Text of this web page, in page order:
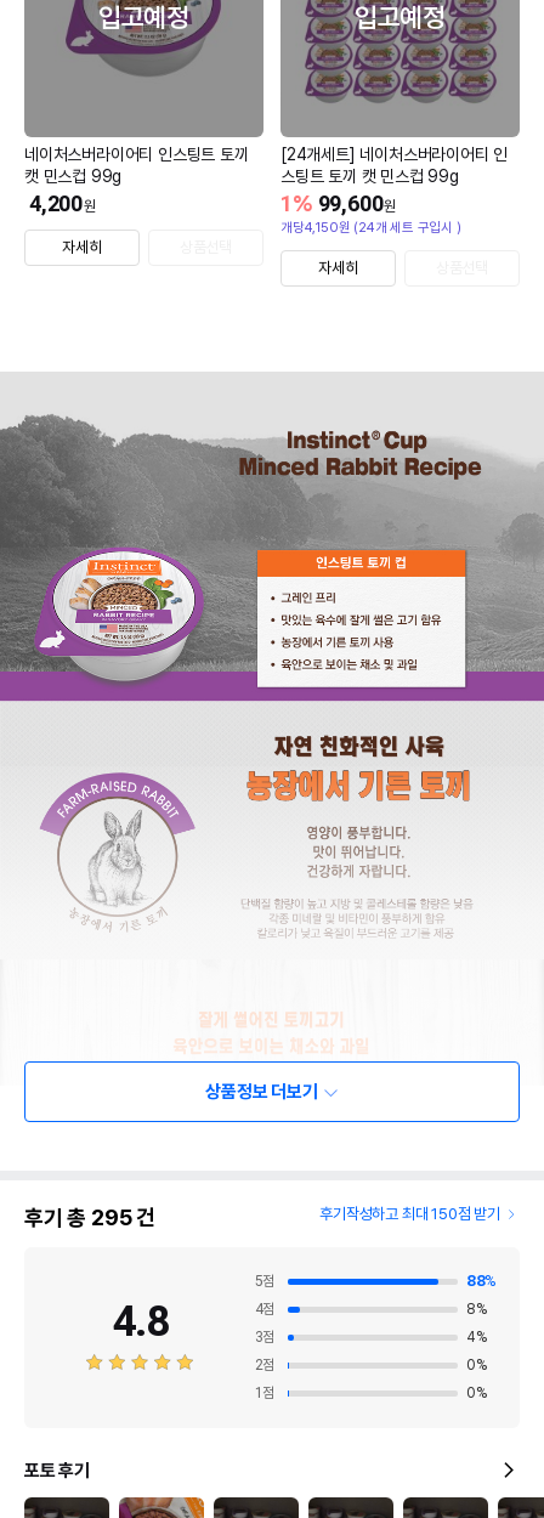
입고예정
네이처스버라이어티 인스팅트 토끼
캣 민스컵 99g
4,200원
자세히
입고예정
[24개세트] 네이처스버라이어티 인
스팅트 토끼 캣 민스컵 99g
99,600원
1%
개당4,150원 (24개 세트 구입시 )
자세히
상품정보 더보기
후기 총 295건 후기작성하고 최대 150점 받기
4.8
5점 88%
4점 8%
3점 4%
2점 0%
1 점 0%
포토 후기